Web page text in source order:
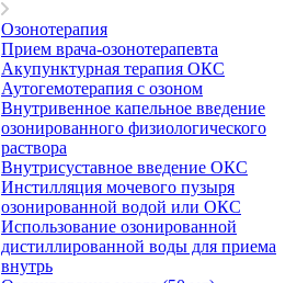
Озонотерапия
Прием врача-озонотерапевта
Акупунктурная терапия ОКС
Аутогемотерапия с озоном
Внутривенное капельное введение
озонированного физиологического
раствора
Внутрисуставное введение ОКС
Инстилляция мочевого пузыря
озонированной водой или ОКС
Использование озонированной
дистиллированной воды для приема
внутрь